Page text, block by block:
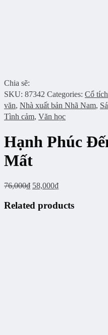
Chia sẽ:
SKU: 87342 Categories: Cổ
văn, Nhà xuất bản Nhã Nam,
Tình cảm, Văn học
Hạnh Phúc
Mất
76,000₫ 58,000₫
Related products